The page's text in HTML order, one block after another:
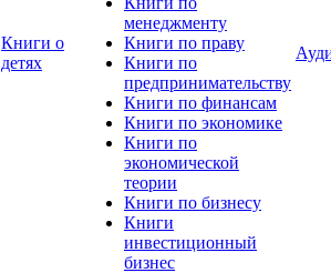
Книги о
детях
менеджменту
Книги по праву
Книги по
предпринимательству
Книги по финансам
Книги по экономике
Книги по
экономической
теории
Книги по бизнесу
Книги
инвестиционный
бизнес